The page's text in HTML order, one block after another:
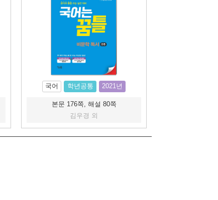
국어 학년공통 2021년
본문 176쪽, 해설 80쪽
김우경 외